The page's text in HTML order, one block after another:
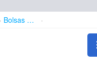
Bolsas e Auxílios Vigentes